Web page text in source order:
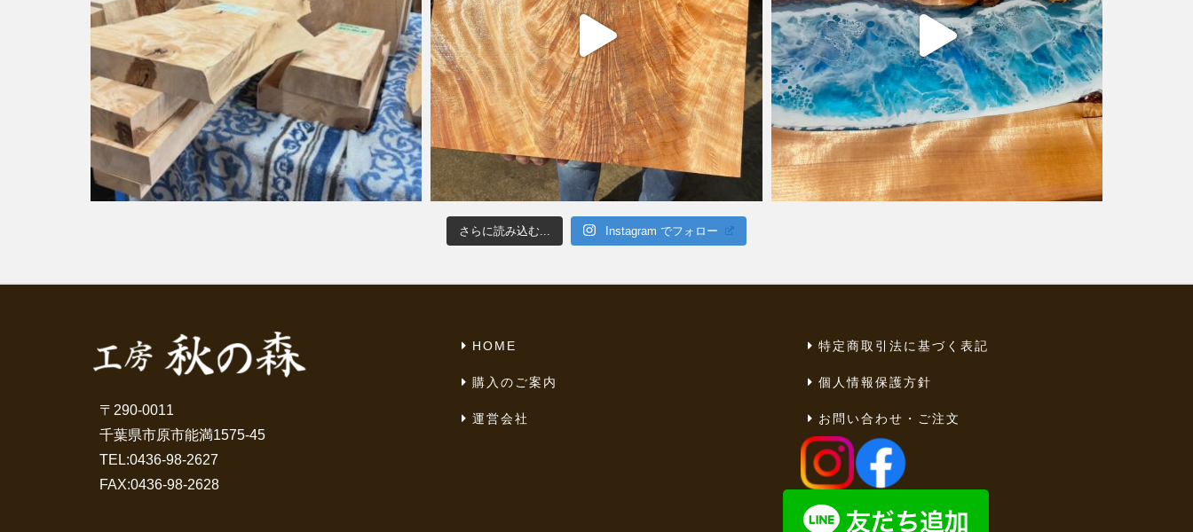
さらに読み込む... Instagram でフォロー
〒290-0011
千葉県市原市能満1575-45
TEL:0436-98-2627
FAX:0436-98-2628
HOME
購入のご案内
運営会社
特定商取引法に基づく表記
個人情報保護方針
お問い合わせ・ご注文